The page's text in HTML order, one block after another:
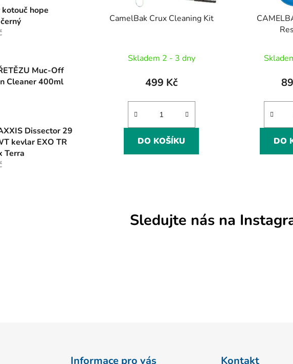
hope
Muc-Off
Cleaner 400ml
Dissector 29
kevlar EXO TR
Terra
CamelBak Crux Cleaning Kit
Skladem 2 - 3 dny
499 Kč
DO KOŠÍKU DO
Sledujte nás na
Informace pro vás Kontakt